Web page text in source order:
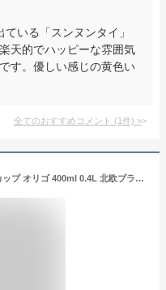
いる「スンヌンタイ」
天的でハッピーな雰囲気
す。優しい感じの黄色い
全てのおすすめコメント (1件) >
＼月初限定P5倍／ イッタラ マグカップ オリゴ 400ml 0.4L 北欧ブランド インテリア 食器 デザイン お洒落 iittala ORIGO MUG 母の日